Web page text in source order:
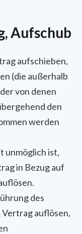
Aufschub
aufschieben,
(die außerhalb
von denen
den
werden
unmöglich ist,
in Bezug auf
des
auflösen,